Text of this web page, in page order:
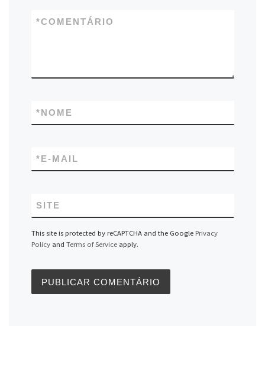
COMENTÁRIO
*
NOME
*
E-MAIL
*
SITE
This site is protected by reCAPTCHA and the Google Privacy
Policyand Terms of Serviceapply.